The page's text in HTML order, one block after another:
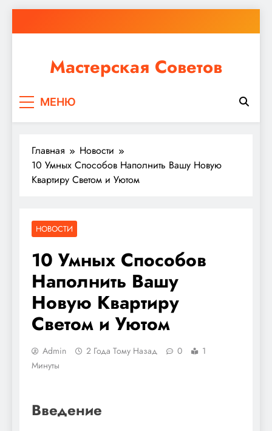
к
Мастерская Советов
ремонт или крупное строительство, в Мастерской
МЕНЮ
Главная
Новости
10 Умных Способов Наполнить Вашу Новую
Квартиру Светом и Уютом
НОВОСТИ
10 Умных Способов
Наполнить Вашу
Новую Квартиру
Светом и Уютом
Admin 2 Года Тому Назад 0
1
Минуты
Введение